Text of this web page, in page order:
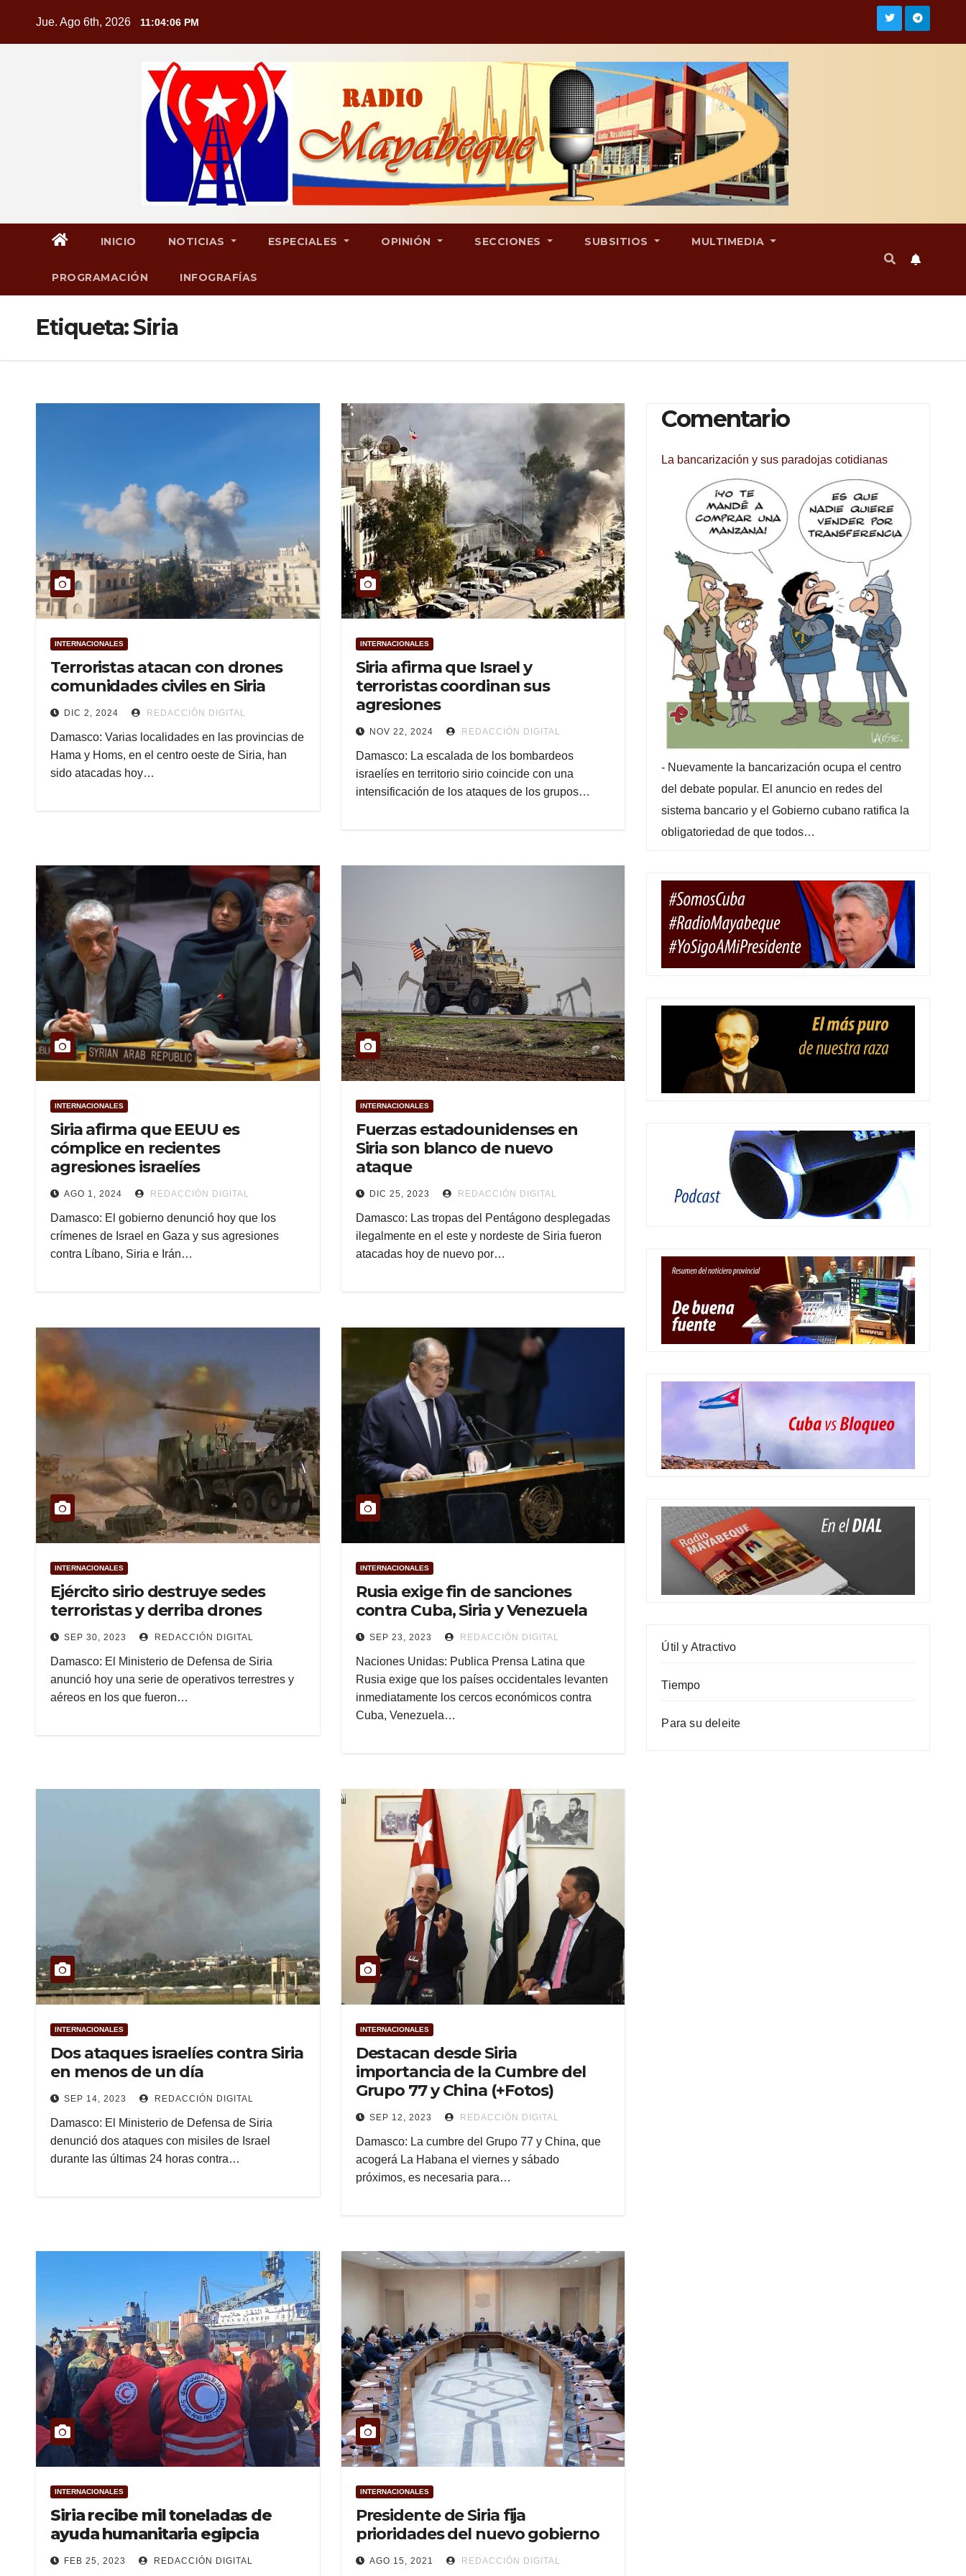
Jue. Ago 6th, 2026 11:04:08 PM
INICIO NOTICIAS ESPECIALES OPINIÓN SECCIONES SUBSITIOS MULTIMEDIA
PROGRAMACIÓN INFOGRAFÍAS
Etiqueta:Siria
INTERNACIONALES
Terroristas atacan con drones
comunidades civiles en Siria
DIC 2, 2024 REDACCIÓN DIGITAL
Damasco: Varias localidades en las provincias de
Hama y Homs, en el centro oeste de Siria, han
sido atacadas hoy…
INTERNACIONALES
Siria afirma que Israel y
terroristas coordinan sus
agresiones
NOV 22, 2024 REDACCIÓN DIGITAL
Damasco: La escalada de los bombardeos
israelíes en territorio sirio coincide con una
intensificación de los ataques de los grupos…
INTERNACIONALES
Siria afirma que EEUU es
cómplice en recientes
agresiones israelíes
AGO 1, 2024 REDACCIÓN DIGITAL
Damasco: El gobierno denunció hoy que los
crímenes de Israel en Gaza y sus agresiones
contra Líbano, Siria e Irán…
INTERNACIONALES
Fuerzas estadounidenses en
Siria son blanco de nuevo
ataque
DIC 25, 2023 REDACCIÓN DIGITAL
Damasco: Las tropas del Pentágono desplegadas
ilegalmente en el este y nordeste de Siria fueron
atacadas hoy de nuevo por…
INTERNACIONALES
Ejército sirio destruye sedes
terroristas y derriba drones
SEP 30, 2023 REDACCIÓN DIGITAL
Damasco: El Ministerio de Defensa de Siria
anunció hoy una serie de operativos terrestres y
aéreos en los que fueron…
INTERNACIONALES
Rusia exige fin de sanciones
contra Cuba, Siria y Venezuela
SEP 23, 2023 REDACCIÓN DIGITAL
Naciones Unidas: Publica Prensa Latina que
Rusia exige que los países occidentales levanten
inmediatamente los cercos económicos contra
Cuba, Venezuela…
INTERNACIONALES
Dos ataques israelíes contra Siria
en menos de un día
SEP 14, 2023 REDACCIÓN DIGITAL
Damasco: El Ministerio de Defensa de Siria
denunció dos ataques con misiles de Israel
durante las últimas 24 horas contra…
INTERNACIONALES
Destacan desde Siria
importancia de la Cumbre del
Grupo 77 y China (+Fotos)
SEP 12, 2023 REDACCIÓN DIGITAL
Damasco: La cumbre del Grupo 77 y China, que
acogerá La Habana el viernes y sábado
próximos, es necesaria para…
INTERNACIONALES
Siria recibe mil toneladas de
ayuda humanitaria egipcia
FEB 25, 2023 REDACCIÓN DIGITAL
INTERNACIONALES
Presidente de Siria fija
prioridades del nuevo gobierno
AGO 15, 2021 REDACCIÓN DIGITAL
Comentario
La bancarización y sus paradojas cotidianas
- Nuevamente la bancarización ocupa el centro
del debate popular. El anuncio en redes del
sistema bancario y el Gobierno cubano ratifica la
obligatoriedad de que todos…
Útil y Atractivo
Tiempo
Para su deleite